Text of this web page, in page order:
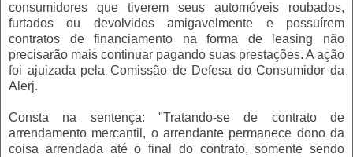
consumidores que tiverem seus automóveis roubados,
furtados ou devolvidos amigavelmente e possuírem
contratos de financiamento na forma de leasing não
precisarão mais continuar pagando suas prestações. A ação
foi ajuizada pela Comissão de Defesa do Consumidor da
Alerj.
Consta na sentença: "Tratando-se de contrato de
arrendamento mercantil, o arrendante permanece dono da
coisa arrendada até o final do contrato, somente sendo